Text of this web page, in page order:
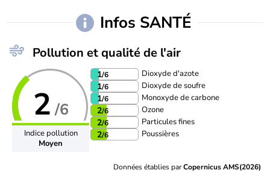
Infos SANTÉ
Pollution et qualité de l'air
2 /6
Indice pollution
Moyen
1/6 Dioxyde d'azote
1/6 Dioxyde de soufre
1/6 Monoxyde de carbone
2/6 Ozone
2/6 Particules fines
2/6 Poussières
Données établies parCopernicus AMS(2026)